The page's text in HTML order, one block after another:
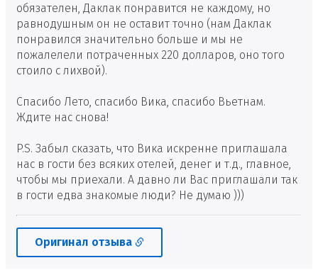
обязателен, Даклак понравится не каждому, но
равнодушным он не оставит точно (нам Даклак
понравился значительно больше и мы не
пожалелели потраченных 220 долларов, оно того
стоило с лихвой).
Спасибо Лето, спасибо Вика, спасибо Вьетнам.
Ждите нас снова!
P.S. Забыл сказать, что Вика искренне приглашала
нас в гости без всяких отелей, денег и т.д., главное,
чтобы мы приехали. А давно ли Вас приглашали так
в гости едва знакомые люди? Не думаю )))
Оригинал отзыва